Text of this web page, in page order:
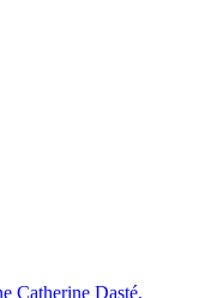
Catherine Dasté,